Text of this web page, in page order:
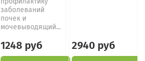
заболеваний
почек и
мочевыводящий...
1248 руб 2940 руб